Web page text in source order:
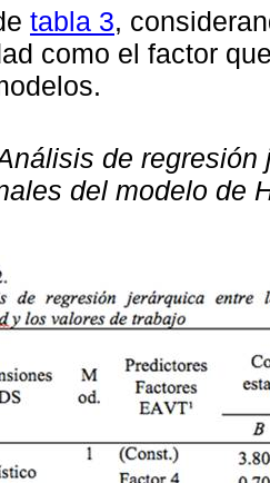
tabla 3,
como el factor
de regresión
del modelo de